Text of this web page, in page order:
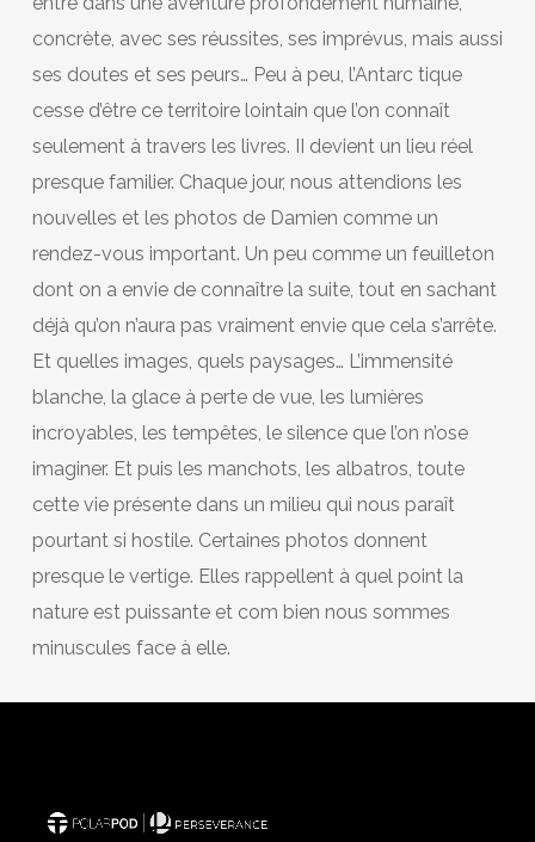
concrète, avec ses réussites, ses imprévus, mais aussi
ses doutes et ses peurs… Peu à peu, l’Antarc tique
cesse d’être ce territoire lointain que l’on connaît
seulement à travers les livres. II devient un lieu réel
presque familier. Chaque jour, nous attendions les
nouvelles et les photos de Damien comme un
rendez-vous important. Un peu comme un feuilleton
dont on a envie de connaître la suite, tout en sachant
déjà qu’on n’aura pas vraiment envie que cela s’arrête.
Et quelles images, quels paysages… L’immensité
blanche, la glace à perte de vue, les lumières
incroyables, les tempêtes, le silence que l’on n’ose
imaginer. Et puis les manchots, les albatros, toute
cette vie présente dans un milieu qui nous paraît
pourtant si hostile. Certaines photos donnent
presque le vertige. Elles rappellent à quel point la
nature est puissante et com bien nous sommes
minuscules face à elle.